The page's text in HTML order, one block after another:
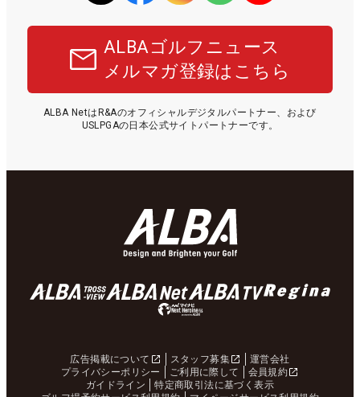
ALBAゴルフニュース
メルマガ登録はこちら
ALBA NetはR&Aのオフィシャルデジタルパートナー、および
USLPGAの日本公式サイトパートナーです。
広告掲載について スタッフ募集
運営会社
プライバシーポリシー
ご利用に際して
会員規約
ガイドライン
特定商取引法に基づく表示